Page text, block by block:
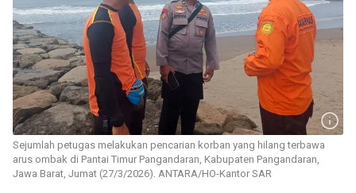
Sejumlah petugas melakukan pencarian korban yang hilang terbawa
arus ombak di Pantai Timur Pangandaran, Kabupaten Pangandaran,
Jawa Barat, Jumat (27/3/2026). ANTARA/HO-Kantor SAR